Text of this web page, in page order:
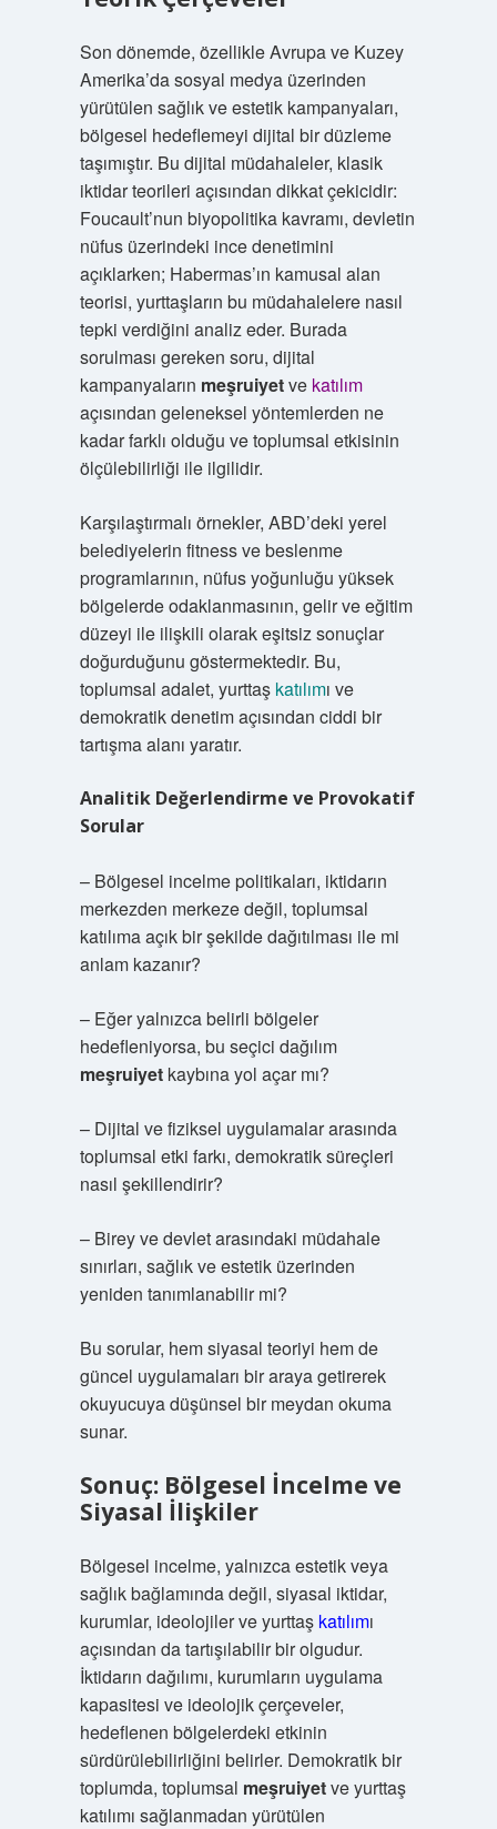
Son dönemde, özellikle Avrupa ve Kuzey
Amerika’da sosyal medya üzerinden
yürütülen sağlık ve estetik kampanyaları,
bölgesel hedeflemeyi dijital bir düzleme
taşımıştır. Bu dijital müdahaleler, klasik
iktidar teorileri açısından dikkat çekicidir:
Foucault’nun biyopolitika kavramı, devletin
nüfus üzerindeki ince denetimini
açıklarken; Habermas’ın kamusal alan
teorisi, yurttaşların bu müdahalelere nasıl
tepki verdiğini analiz eder. Burada
sorulması gereken soru, dijital
kampanyaların meşruiyetve katılım
açısından geleneksel yöntemlerden ne
kadar farklı olduğu ve toplumsal etkisinin
ölçülebilirliği ile ilgilidir.
Karşılaştırmalı örnekler, ABD’deki yerel
belediyelerin fitness ve beslenme
programlarının, nüfus yoğunluğu yüksek
bölgelerde odaklanmasının, gelir ve eğitim
düzeyi ile ilişkili olarak eşitsiz sonuçlar
doğurduğunu göstermektedir. Bu,
toplumsal adalet, yurttaş katılımı ve
demokratik denetim açısından ciddi bir
tartışma alanı yaratır.
Analitik Değerlendirme ve Provokatif
Sorular
– Bölgesel incelme politikaları, iktidarın
merkezden merkeze değil, toplumsal
katılıma açık bir şekilde dağıtılması ile mi
anlam kazanır?
– Eğer yalnızca belirli bölgeler
hedefleniyorsa, bu seçici dağılım
meşruiyetkaybına yol açar mı?
– Dijital ve fiziksel uygulamalar arasında
toplumsal etki farkı, demokratik süreçleri
nasıl şekillendirir?
– Birey ve devlet arasındaki müdahale
sınırları, sağlık ve estetik üzerinden
yeniden tanımlanabilir mi?
Bu sorular, hem siyasal teoriyi hem de
güncel uygulamaları bir araya getirerek
okuyucuya düşünsel bir meydan okuma
sunar.
Sonuç: Bölgesel İncelme ve
Siyasal İlişkiler
Bölgesel incelme, yalnızca estetik veya
sağlık bağlamında değil, siyasal iktidar,
kurumlar, ideolojiler ve yurttaş katılımı
açısından da tartışılabilir bir olgudur.
İktidarın dağılımı, kurumların uygulama
kapasitesi ve ideolojik çerçeveler,
hedeflenen bölgelerdeki etkinin
sürdürülebilirliğini belirler. Demokratik bir
toplumda, toplumsal meşruiyetve yurttaş
katılımı sağlanmadan yürütülen